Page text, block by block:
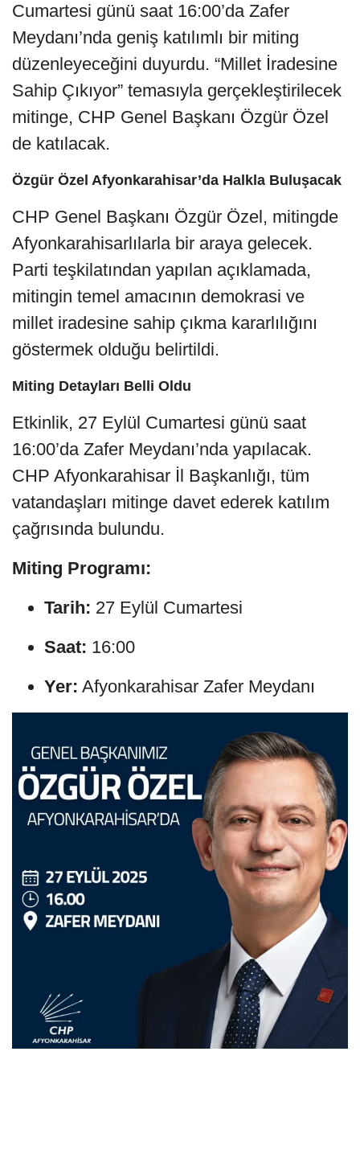
Cumartesi günü saat 16:00’da Zafer
Meydanı’nda geniş katılımlı bir miting
düzenleyeceğini duyurdu. “Millet İradesine
Sahip Çıkıyor” temasıyla gerçekleştirilecek
mitinge, CHP Genel Başkanı Özgür Özel
de katılacak.
Özgür Özel Afyonkarahisar’da Halkla Buluşacak
CHP Genel Başkanı Özgür Özel, mitingde
Afyonkarahisarlılarla bir araya gelecek.
Parti teşkilatından yapılan açıklamada,
mitingin temel amacının demokrasi ve
millet iradesine sahip çıkma kararlılığını
göstermek olduğu belirtildi.
Miting Detayları Belli Oldu
Etkinlik, 27 Eylül Cumartesi günü saat
16:00’da Zafer Meydanı’nda yapılacak.
CHP Afyonkarahisar İl Başkanlığı, tüm
vatandaşları mitinge davet ederek katılım
çağrısında bulundu.
Miting Programı:
Tarih: 27 Eylül Cumartesi
Saat: 16:00
Yer: Afyonkarahisar Zafer Meydanı